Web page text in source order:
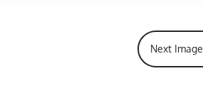
Next Image